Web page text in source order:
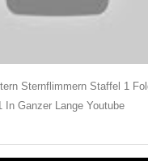
Sternflimmern Staffel 1
In Ganzer Lange Youtube